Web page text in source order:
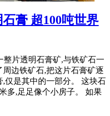
膏 超100吨世界
整片透明石膏矿,与铁矿石一
边铁矿石,把这片石膏矿逐
仅是其中的一部分。 这块石
多,足足像个小房子。 如果